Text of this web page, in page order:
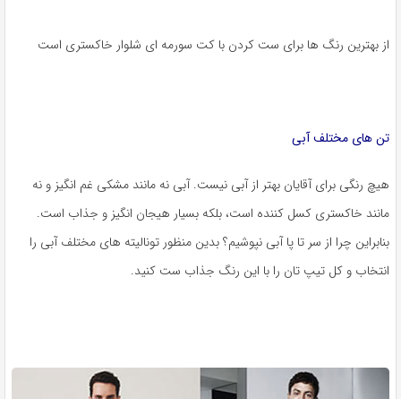
از بهترین رنگ ها برای ست کردن با کت سورمه ای شلوار خاکستری است
تن های مختلف آبی
هیچ رنگی برای آقایان بهتر از آبی نیست. آبی نه مانند مشکی غم انگیز و نه
مانند خاکستری کسل کننده است، بلکه بسیار هیجان انگیز و جذاب است.
بنابراین چرا از سر تا پا آبی نپوشیم؟ بدین منظور تونالیته های مختلف آبی را
انتخاب و کل تیپ تان را با این رنگ جذاب ست کنید.